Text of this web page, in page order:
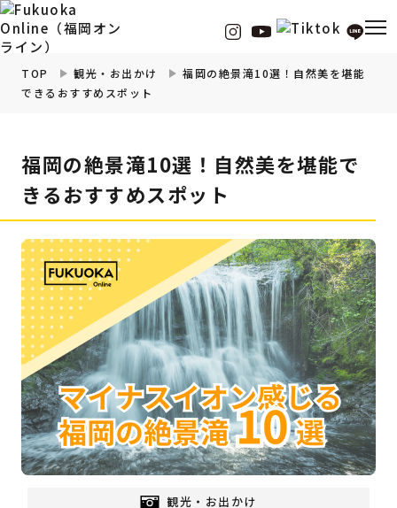
福岡の観光・お出かけ情報
福岡のイベント情報
福岡の ビューティー情報
福岡のフィットネス情報
福岡の 暮らし情報
福岡の教育・子育て情報
福岡のビジネス情報
TOP 観光・お出かけ
福岡の絶景滝10選！自然美を堪能
できるおすすめスポット
福岡の絶景滝10選！自然美を堪能で
きるおすすめスポット
観光・お出かけ